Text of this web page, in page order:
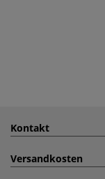
Kontakt
Versandkosten